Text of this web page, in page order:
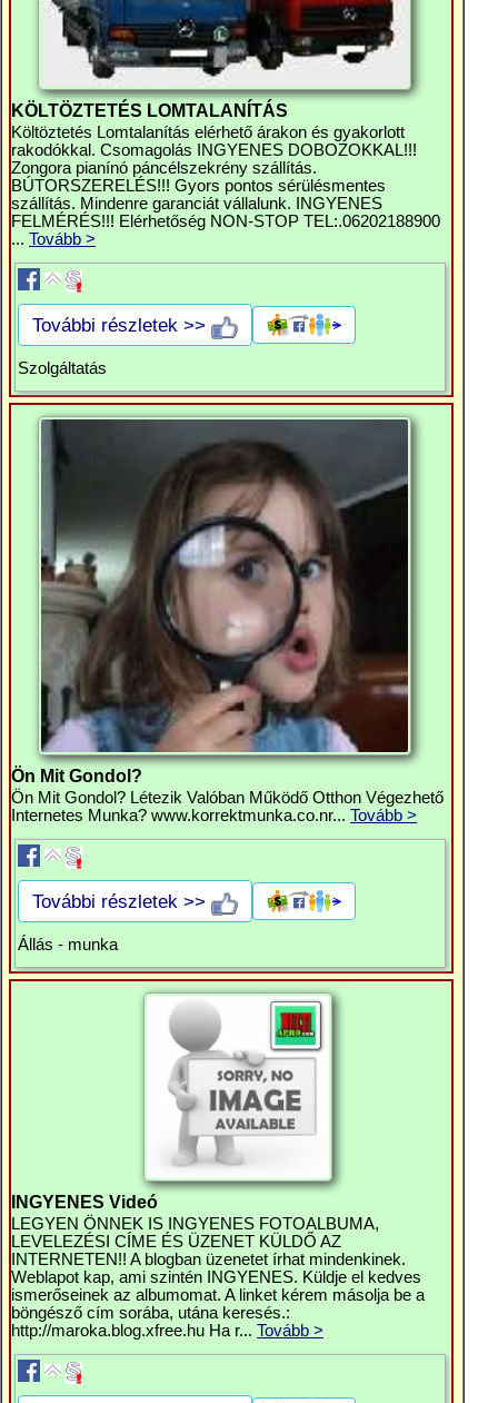
KÖLTÖZTETÉS LOMTALANÍTÁS
Költöztetés Lomtalanítás elérhető árakon és gyakorlott
rakodókkal. Csomagolás INGYENES DOBOZOKKAL!!!
Zongora pianínó páncélszekrény szállítás.
BÚTORSZERELÉS!!! Gyors pontos sérülésmentes
szállítás. Mindenre garanciát vállalunk. INGYENES
FELMÉRÉS!!! Elérhetőség NON-STOP TEL:.06202188900
... Tovább >
További részletek >>
Szolgáltatás
Ön Mit Gondol?
Ön Mit Gondol? Létezik Valóban Működő Otthon Végezhető
Internetes Munka? www.korrektmunka.co.nr... Tovább >
További részletek >>
Állás - munka
INGYENES Videó
LEGYEN ÖNNEK IS INGYENES FOTOALBUMA,
LEVELEZÉSI CÍME ÉS ÜZENET KÜLDŐ AZ
INTERNETEN!! A blogban üzenetet írhat mindenkinek.
Weblapot kap, ami szintén INGYENES. Küldje el kedves
ismerőseinek az albumomat. A linket kérem másolja be a
böngésző cím sorába, utána keresés.:
http://maroka.blog.xfree.hu Ha r... Tovább >